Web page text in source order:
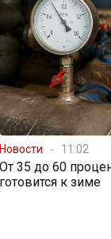
Новости 11:02
От 35 до 60
готовится к зиме